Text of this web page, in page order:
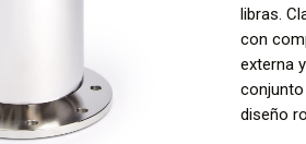
libras.
con
externa
diseño